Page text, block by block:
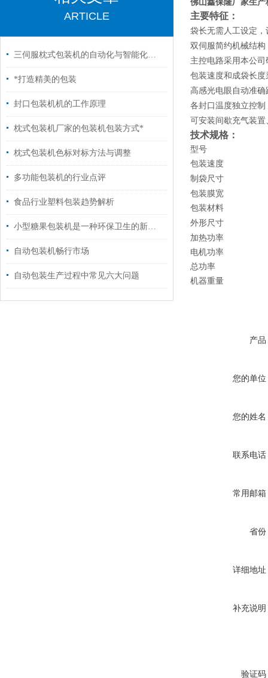
ARTICLE
三伺服枕式包装机的自动化与智能化升级路径
*打造精美的包装
封口包装机机的工作原理
枕式包装机厂家的包装机包装方式*
枕式包装机色标对标方法与调整
多功能包装机的行业点评
食品行业塑料包装趋势解析
小型糖果包装机是一种环保卫生的新型包装方式
自动包装机畅行市场
自动包装生产过程中常见六大问题
主要特征：
袋长无需人工设定
双伺服简约机械结
主控电路采用本公
包装速度和成袋长
高感光电眼自动准确
各封口温度独立控
可安装间歇充气装
技术规格：
型号
包装速度
制袋尺寸
包装膜宽
包装材料
外形尺寸
加热功率
电机功率
总功率
机器重量
产品
您的单位
您的姓名
联系电话
常用邮箱
省份
详细地址
补充说明
验证码